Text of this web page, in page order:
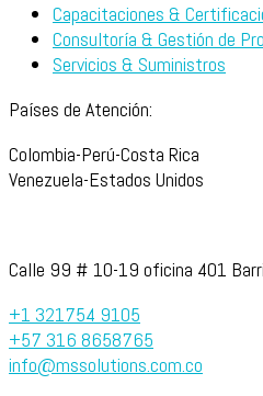
Capacitaciones &
Consultoría & Gestión de
Servicios & Suministros
Países de Atención:
Colombia-Perú-Costa Rica
Venezuela-Estados Unidos
Calle 99 # 10-19 oficina 401
+1 321754 9105
+57 316 8658765
info@mssolutions.com.co